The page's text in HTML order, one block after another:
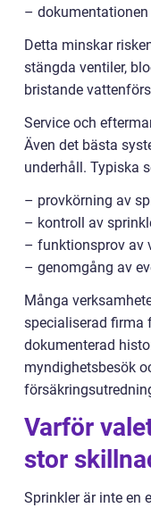
–
Detta minskar
stängda ventiler,
bristande
Service och
Även det bästa
underhåll. Typiska
– provkörning av
– kontroll av
– funktionsprov av
– genomgång av
Många
specialiserad firma
dokumenterad
myndighetsbesök
Varför
stor
Sprinkler är inte en